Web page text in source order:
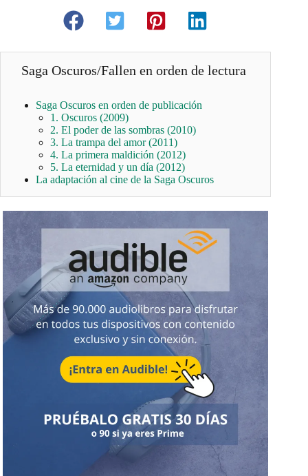
Saga Oscuros/Fallen en orden de lectura
Saga Oscuros en orden de publicación
1. Oscuros (2009)
2. El poder de las sombras (2010)
3. La trampa del amor (2011)
4. La primera maldición (2012)
5. La eternidad y un día (2012)
La adaptación al cine de la Saga Oscuros